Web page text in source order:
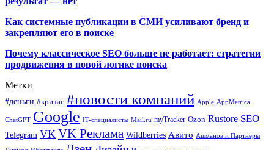
Как системные публикации в СМИ усиливают бренд и
закрепляют его в поиске
Почему классическое SEO больше не работает: стратегии
продвижения в новой логике поиска
Метки
#деньги #кризис #новости компаний Apple AppMetrica
ChatGPT Google IT-специалисты Mail.ru myTracker Ozon Rustore SEO
Telegram VK VK Реклама Wildberries Авито Ашманов и Партнеры